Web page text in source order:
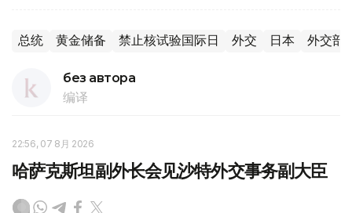
总统 黄金储备 禁止核试验国际日 外交 日本 外交部
без автора
编译
22:56, 07 8月 2026
哈萨克斯坦副外长会见沙特外交事务副大臣